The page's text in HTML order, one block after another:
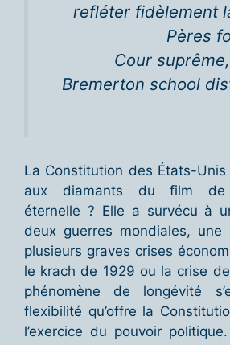
refléter fidèlement
Pères
Cour suprême,
Bremerton school
La Constitution des États-
aux diamants du film de
éternelle ? Elle a survécu à
deux guerres mondiales,
plusieurs graves crises
le krach de 1929 ou la crise
phénomène de longévité
flexibilité qu’offre la
l’exercice du pouvoir